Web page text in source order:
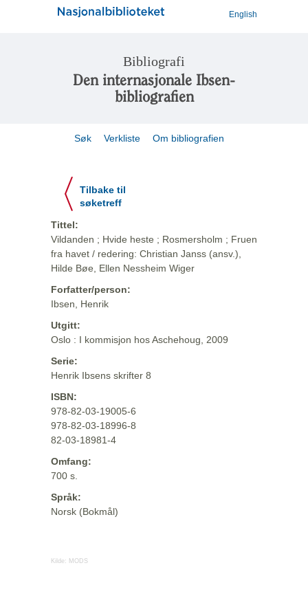
English
Bibliografi
Den internasjonale Ibsen-
bibliografien
Søk Verkliste Om bibliografien
Tilbake til
søketreff
Tittel:
Vildanden ; Hvide heste ; Rosmersholm ; Fruen
fra havet / redering: Christian Janss (ansv.),
Hilde Bøe, Ellen Nessheim Wiger
Forfatter/person:
Ibsen, Henrik
Utgitt:
Oslo : I kommisjon hos Aschehoug, 2009
Serie:
Henrik Ibsens skrifter 8
ISBN:
978-82-03-19005-6
978-82-03-18996-8
82-03-18981-4
Omfang:
700 s.
Språk:
Norsk (Bokmål)
Kilde: MODS